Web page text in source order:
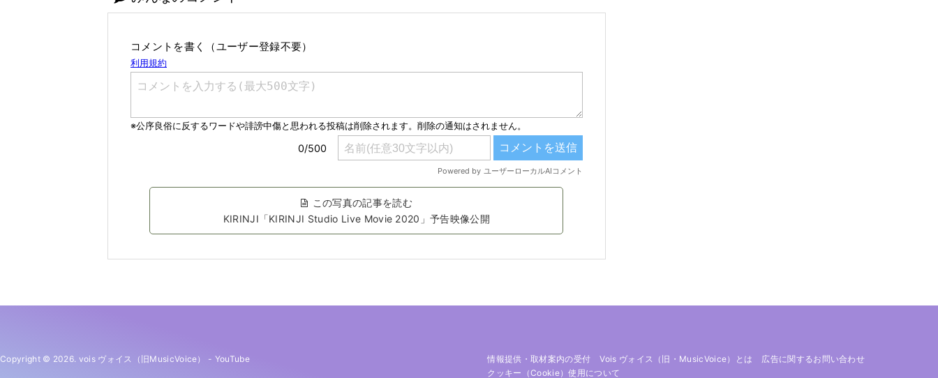
コメントを書く（ユーザー登録不要）
この写真の記事を読む
KIRINJI「KIRINJI Studio Live Movie 2020」予告映像公開
Copyright © 2026. vois ヴォイス（旧MusicVoice） - YouTube 情報提供・取材案内の受付 Vois ヴォイス（旧・MusicVoice）とは
広告に関するお問い合わせ
クッキー（cookie）使用について